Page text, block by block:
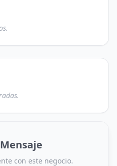
con este negocio.